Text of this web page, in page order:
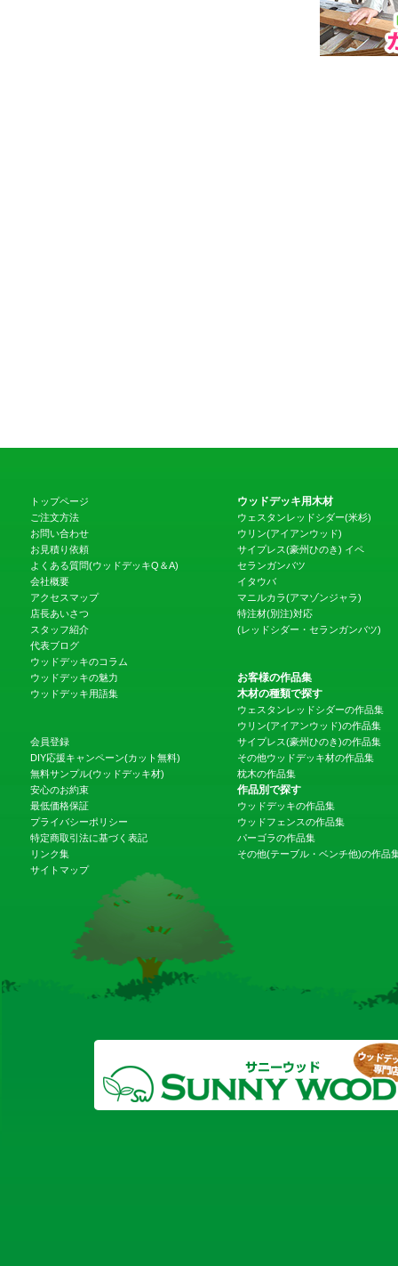
トップページ
ご注文方法
お問い合わせ
お見積り依頼
よくある質問(ウッドデッキQ＆A)
会社概要
アクセスマップ
店長あいさつ
スタッフ紹介
代表ブログ
ウッドデッキのコラム
ウッドデッキの魅力
ウッドデッキ用語集
会員登録
DIY応援キャンペーン(カット無料)
無料サンプル(ウッドデッキ材)
安心のお約束
最低価格保証
プライバシーポリシー
特定商取引法に基づく表記
リンク集
サイトマップ
ウッドデッキ用木材
ウェスタンレッドシダー(米杉)
ウリン(アイアンウッド)
サイプレス(豪州ひのき) イペ
セランガンバツ
イタウバ
マニルカラ(アマゾンジャラ)
特注材(別注)対応
(レッドシダー・セランガンバツ)
お客様の作品集
木材の種類で探す
ウェスタンレッドシダーの作品集
ウリン(アイアンウッド)の作品集
サイプレス(豪州ひのき)の作品集
その他ウッドデッキ材の作品集
枕木の作品集
作品別で探す
ウッドデッキの作品集
ウッドフェンスの作品集
パーゴラの作品集
その他(テーブル・ベンチ他)の作品